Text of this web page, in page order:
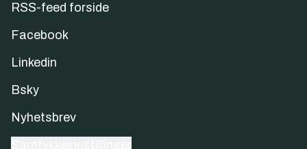
RSS-feed forside
Facebook
Linkedin
Bsky
Nyhetsbrev